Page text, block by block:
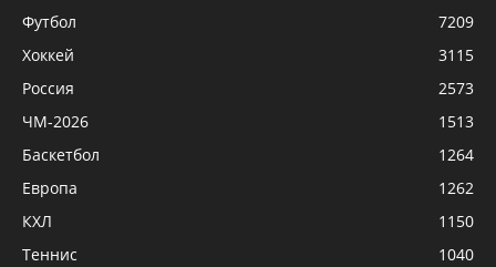
Футбол
7209
Хоккей
3115
Россия
2573
ЧМ-2026
1513
Баскетбол
1264
Европа
1262
КХЛ
1150
Теннис
1040